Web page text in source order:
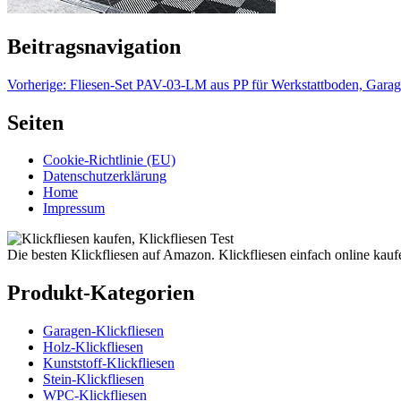
Beitragsnavigation
Vorherige: Fliesen-Set PAV-03-LM aus PP für Werkstattboden,
Seiten
Cookie-Richtlinie (EU)
Datenschutzerklärung
Home
Impressum
Die besten Klickfliesen auf Amazon. Klickfliesen einfach online
Produkt-Kategorien
Garagen-Klickfliesen
Holz-Klickfliesen
Kunststoff-Klickfliesen
Stein-Klickfliesen
WPC-Klickfliesen